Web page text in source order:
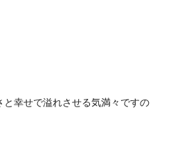
幸せで溢れさせる気満々ですの